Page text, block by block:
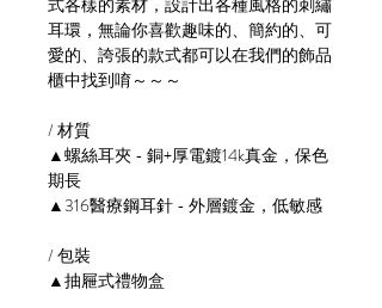
耳環，無論你喜歡趣味的、簡約的、可
愛的、誇張的款式都可以在我們的飾品
櫃中找到唷～～～
/ 材質
▲螺絲耳夾 - 銅+厚電鍍14k真金，保色
期長
▲316醫療鋼耳針 - 外層鍍金，低敏感
/ 包裝
▲抽屜式禮物盒